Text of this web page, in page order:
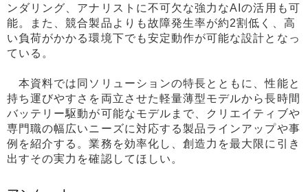
ンダリング、アナリストに不可欠な強力なAIの活用も可
能。また、競合製品よりも故障発生率が約2割低く、高
い負荷がかかる環境下でも安定動作が可能な設計となっ
ている。
本資料では同ソリューションの特長とともに、性能と
持ち運びやすさを両立させた軽量薄型モデルから長時間
バッテリー駆動が可能なモデルまで、クリエイティブや
専門職の幅広いニーズに対応する製品ラインアップや事
例を紹介する。業務を効率化し、創造力を最大限に引き
出すその実力を確認してほしい。